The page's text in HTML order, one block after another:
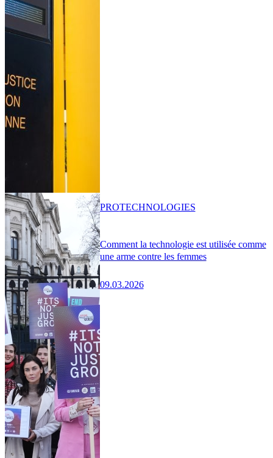
Comment la technologie est utilisée comme
une arme contre les femmes
09.03.2026
PROTECHNOLOGIES